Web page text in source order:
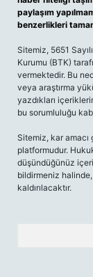
paylaşım
benzerlikleri
Sitemiz, 5651
Kurumu (BTK)
vermektedir. Bu
veya araştırma
yazdıkları
bu sorumluluğu
Sitemiz, kar
platformudur.
düşündüğünüz
bildirmeniz
kaldırılacaktır.